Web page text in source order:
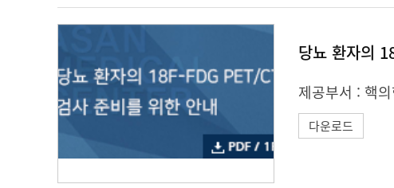
당뇨 환자의
제공부서 : 핵
다운로드